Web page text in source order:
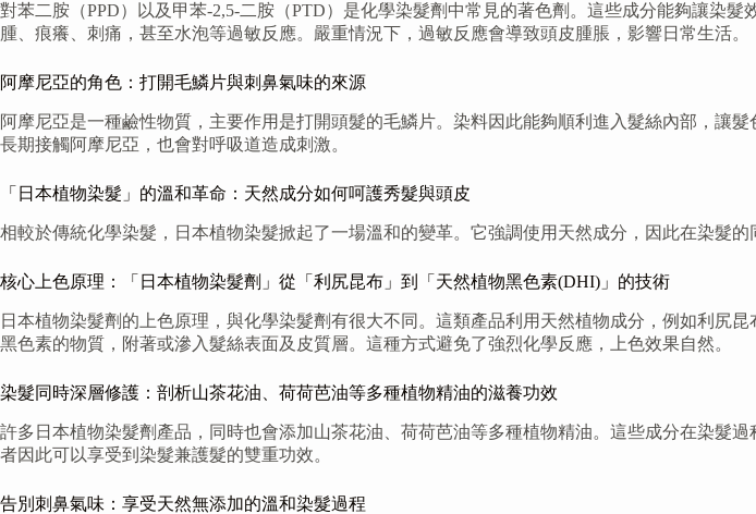
對苯二胺（PPD）以及甲苯-2,5-二胺（PTD）是化學染髮劑中常見的著色劑。這些成分能夠讓染
腫、痕癢、刺痛，甚至水泡等過敏反應。嚴重情況下，過敏反應會導致頭皮腫脹，影響日常生活。
阿摩尼亞的角色：打開毛鱗片與刺鼻氣味的來源
阿摩尼亞是一種鹼性物質，主要作用是打開頭髮的毛鱗片。染料因此能夠順利進入髮絲內部，讓
長期接觸阿摩尼亞，也會對呼吸道造成刺激。
「日本植物染髮」的溫和革命：天然成分如何呵護秀髮與頭皮
相較於傳統化學染髮，日本植物染髮掀起了一場溫和的變革。它強調使用天然成分，因此在染髮
核心上色原理：「日本植物染髮劑」從「利尻昆布」到「天然植物黑色素(DHI)」的技術
日本植物染髮劑的上色原理，與化學染髮劑有很大不同。這類產品利用天然植物成分，例如利尻
黑色素的物質，附著或滲入髮絲表面及皮質層。這種方式避免了強烈化學反應，上色效果自然。
染髮同時深層修護：剖析山茶花油、荷荷芭油等多種植物精油的滋養功效
許多日本植物染髮劑產品，同時也會添加山茶花油、荷荷芭油等多種植物精油。這些成分在染髮
者因此可以享受到染髮兼護髮的雙重功效。
告別刺鼻氣味：享受天然無添加的溫和染髮過程